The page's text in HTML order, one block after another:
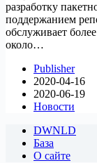
разработку
поддержанием
обслуживает
около…
Publisher
2020-04-16
2020-06-19
Новости
DWNLD
База
О сайте